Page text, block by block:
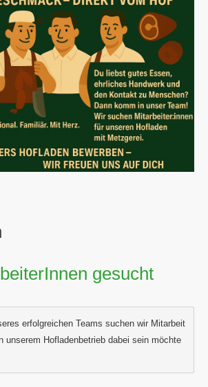
gesucht
erfolgreichen Teams suchen wir Mitarbeit
unserem Hofladenbetrieb dabei sein möchte